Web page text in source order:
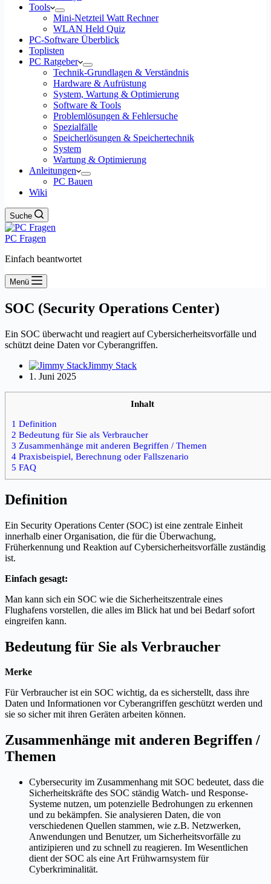
Tools
Mini-Netzteil Watt Rechner
WLAN Held Quiz
PC-Software Überblick
Toplisten
PC Ratgeber
Technik-Grundlagen & Verständnis
Hardware & Aufrüstung
System, Wartung & Optimierung
Software & Tools
Problemlösungen & Fehlersuche
Spezialfälle
Speicherlösungen & Speichertechnik
System
Wartung & Optimierung
Anleitungen
PC Bauen
Wiki
Suche
PC Fragen
Einfach beantwortet
Menü
SOC (Security Operations Center)
Ein SOC überwacht und reagiert auf Cybersicherheitsvorfälle und
schützt deine Daten vor Cyberangriffen.
Jimmy Stack
1. Juni 2025
Inhalt
1 Definition
2 Bedeutung für Sie als Verbraucher
3 Zusammenhänge mit anderen Begriffen / Themen
4 Praxisbeispiel, Berechnung oder Fallszenario
5 FAQ
Definition
Ein Security Operations Center (SOC) ist eine zentrale Einheit
innerhalb einer Organisation, die für die Überwachung,
Früherkennung und Reaktion auf Cybersicherheitsvorfälle zuständig
ist.
Einfach gesagt:
Man kann sich ein SOC wie die Sicherheitszentrale eines
Flughafens vorstellen, die alles im Blick hat und bei Bedarf sofort
eingreifen kann.
Bedeutung für Sie als Verbraucher
Merke
Für Verbraucher ist ein SOC wichtig, da es sicherstellt, dass ihre
Daten und Informationen vor Cyberangriffen geschützt werden und
sie so sicher mit ihren Geräten arbeiten können.
Zusammenhänge mit anderen Begriffen /
Themen
Cybersecurity im Zusammenhang mit SOC bedeutet, dass die
Sicherheitskräfte des SOC ständig Watch- und Response-
Systeme nutzen, um potenzielle Bedrohungen zu erkennen
und zu bekämpfen. Sie analysieren Daten, die von
verschiedenen Quellen stammen, wie z.B. Netzwerken,
Anwendungen und Benutzer, um Sicherheitsvorfälle zu
antizipieren und zu schnell zu reagieren. Im Wesentlichen
dient der SOC als eine Art Frühwarnsystem für
Cyberkriminalität.